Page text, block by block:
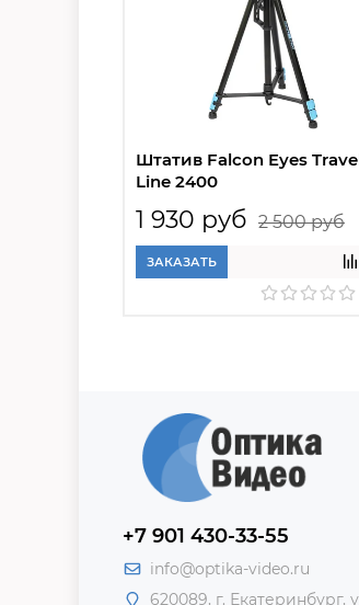
Штатив Falcon Eyes
Line 2400
1 930 руб 2 500 руб
ЗАКАЗАТЬ
+7 901 430-33-55
info@optika-video.ru
620089, г. Екатеринбург,